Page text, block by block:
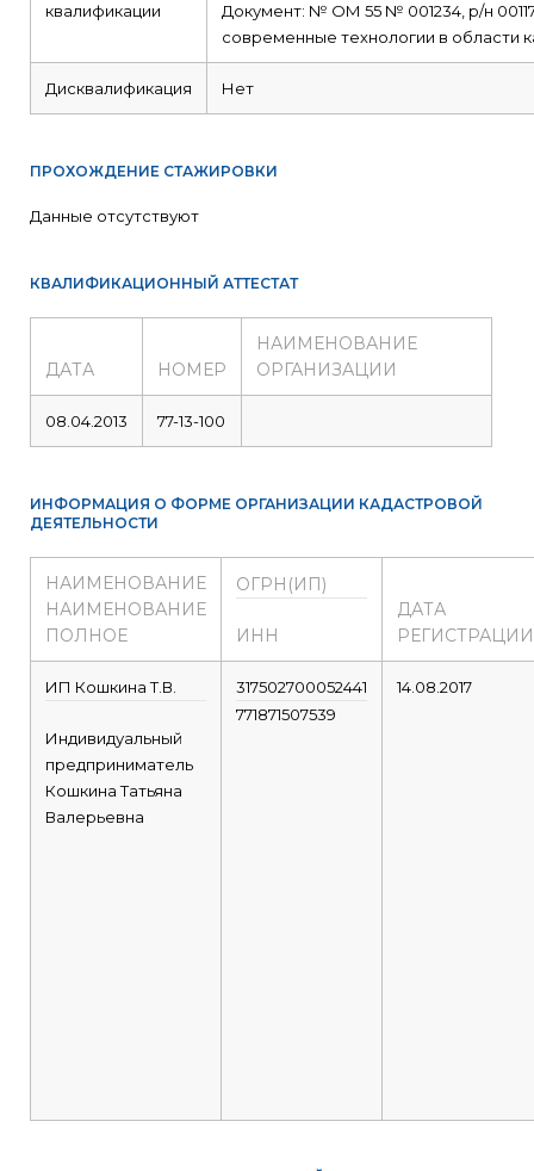
квалификации
Документ: № ОМ 55 № 001234, р/н
современные технологии в области
Дисквалификация Нет
ПРОХОЖДЕНИЕ СТАЖИРОВКИ
Данные отсутствуют
КВАЛИФИКАЦИОННЫЙ АТТЕСТАТ
ДАТА НОМЕР
НАИМЕНОВАНИЕ
ОРГАНИЗАЦИИ
08.04.2013 77-13-100
ИНФОРМАЦИЯ О ФОРМЕ ОРГАНИЗАЦИИ КАДАСТРОВОЙ
ДЕЯТЕЛЬНОСТИ
НАИМЕНОВАНИЕ
НАИМЕНОВАНИЕ
ПОЛНОЕ
ОГРН(ИП)
ИНН
ДАТА
РЕГИСТРАЦИИ
ИП Кошкина Т.В.
Индивидуальный
предприниматель
Кошкина Татьяна
Валерьевна
317502700052441
771871507539
14.08.2017